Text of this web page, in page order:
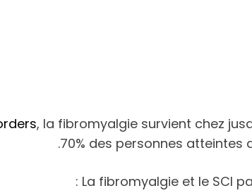
, la fibromyalgie survient chez
70% des personnes atteintes
La fibromyalgie et le SCI